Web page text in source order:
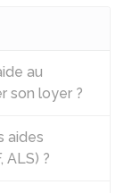
au
son loyer ?
aides
ALS) ?